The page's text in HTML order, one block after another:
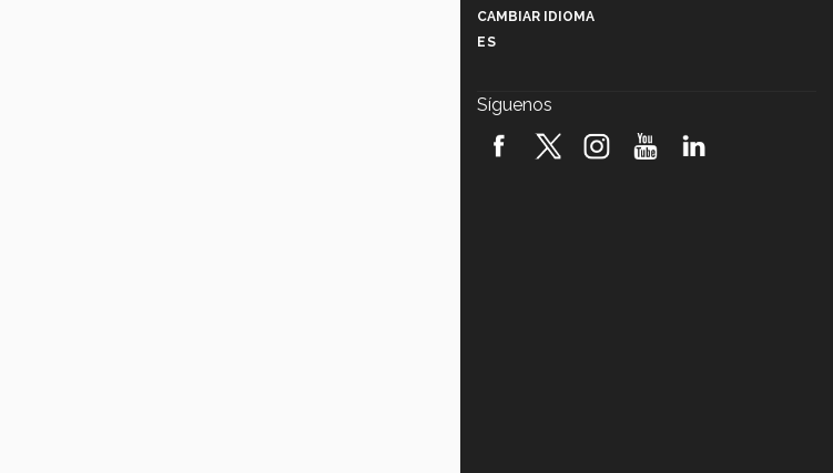
robótica FIRST 2026! (video)
CAMBIAR IDIOMA
ES
Síguenos